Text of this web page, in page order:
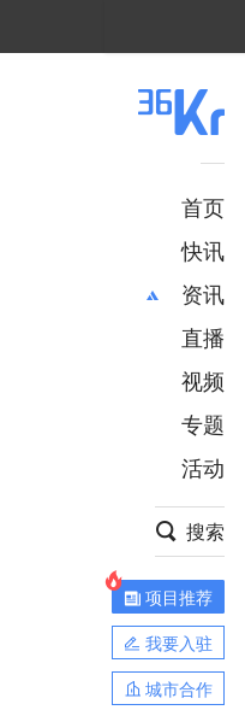
首页
快讯
资讯
推荐
财经
项目推荐
安徽
直播
视频
专题
活动
搜索
项目推荐
我要入驻
城市合作